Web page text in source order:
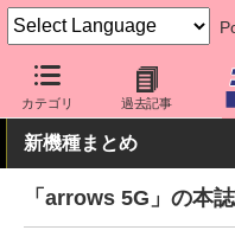
カテゴリ 過去記事
ケータイ Watch OS
新機種まとめ
「arrows 5G」の本